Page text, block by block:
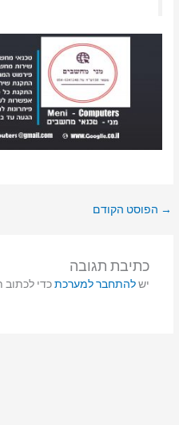
הפוסט הקודם
כתיבת תגובה
ישלהתחבר למערכתכדי לכתוב